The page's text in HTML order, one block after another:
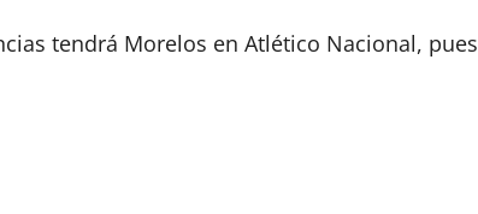
tendrá Morelos en Atlético Nacional, pues